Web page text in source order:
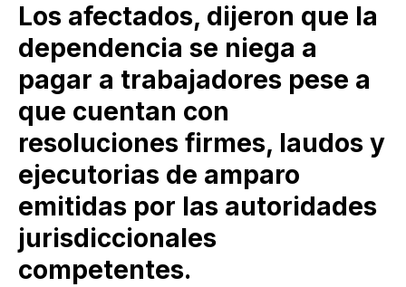
Los afectados, dijeron que la
dependencia se niega a
pagar a trabajadores pese a
que cuentan con
resoluciones firmes, laudos y
ejecutorias de amparo
emitidas por las autoridades
jurisdiccionales
competentes.